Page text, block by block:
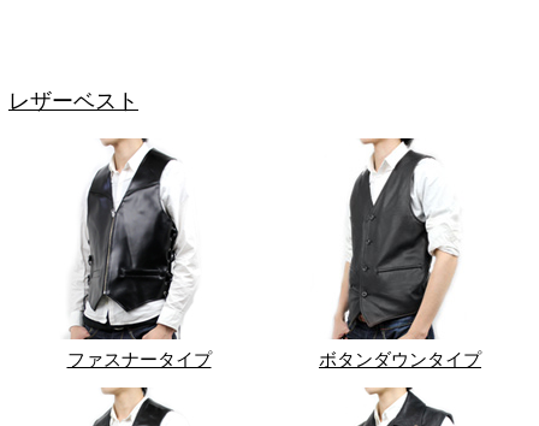
レザーベスト
ファスナータイプ ボタンダウンタイプ